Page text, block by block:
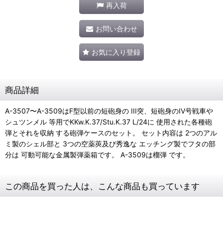
再入荷
お問い合わせ
お気に入り登録
商品詳細
A-3507〜A-3509はF型以前の短砲身の III突、短砲身のIV号戦車や
シュツンメル 等用でKKw.K.37/Stu.K.37 L/24に 使用された各種砲
弾とそれを収納 する砲弾ケースのセット。 セット内容は 2つのアル
ミ製のシェル部と 3つの空薬莢及び秀逸な エッチング製でフタの部
分は 可動可能な金属製弾薬箱です。 A-3509は榴弾 です。
この商品を買った人は、こんな商品も買っています